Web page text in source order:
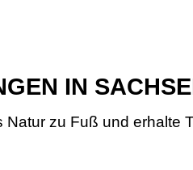
IN
Natur zu Fuß und erhalte